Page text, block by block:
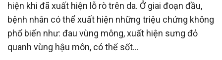
hiện khi đã xuất hiện lỗ rò trên da. Ở giai đoạn đầu,
bệnh nhân có thể xuất hiện những triệu chứng không
phổ biến như: đau vùng mông, xuất hiện sưng đỏ
quanh vùng hậu môn, có thể sốt…